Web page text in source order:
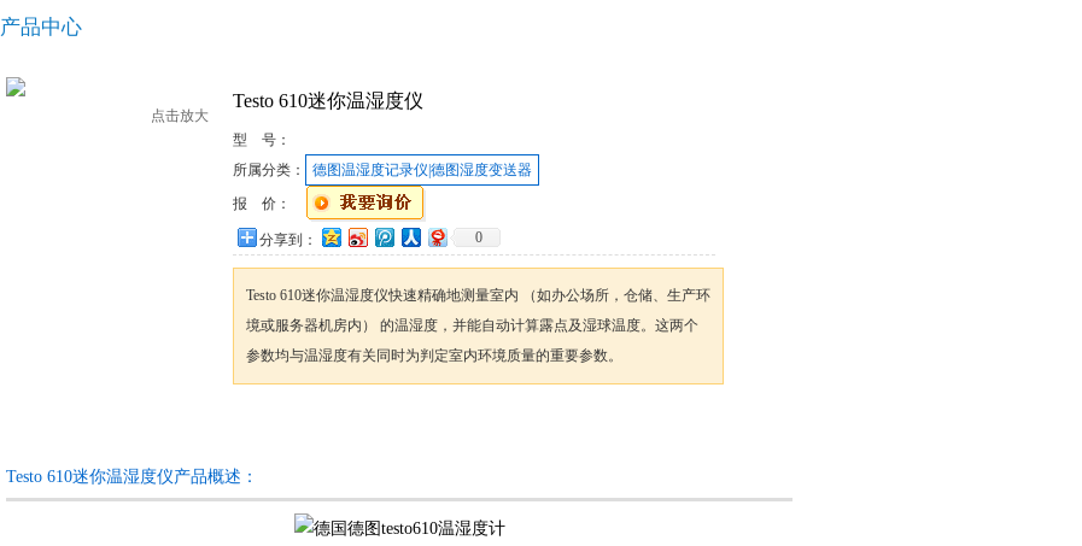
产品中心
点击放大
Testo 610迷你温湿度仪
型 号：
所属分类：
德图温湿度记录仪|德图湿度变送器
报 价：
分享到： 0
Testo 610迷你温湿度仪快速精确地测量室内 （如办公场所，仓储、生产环
境或服务器机房内） 的温湿度，并能自动计算露点及湿球温度。这两个
参数均与温湿度有关同时为判定室内环境质量的重要参数。
Testo 610迷你温湿度仪产品概述：